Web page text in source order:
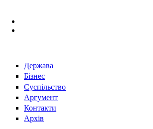
Держава
Бізнес
Суспільство
Аргумент
Контакти
Архів